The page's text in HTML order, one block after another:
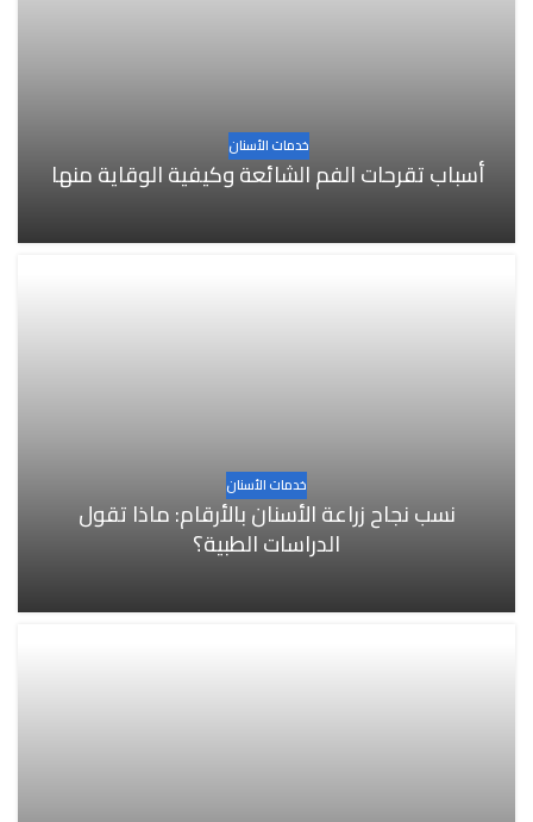
خدمات الأسنان
أسباب تقرحات الفم الشائعة وكيفية الوقاية منها
خدمات الأسنان
نسب نجاح زراعة الأسنان بالأرقام: ماذا تقول
الدراسات الطبية؟